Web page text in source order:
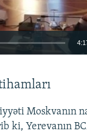
720p 1080p
Moskvanın
ki, Yerevanın